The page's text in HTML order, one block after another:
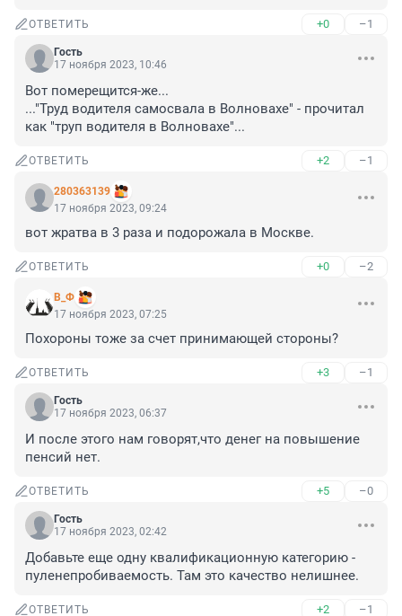
ОТВЕТИТЬ +0 –1
Гость
17 ноября 2023, 10:46
Вот померещится-же...
..."Труд водителя самосвала в Волновахе" - прочитал
как "труп водителя в Волновахе"...
ОТВЕТИТЬ +2 –1
280363139
17 ноября 2023, 09:24
вот жратва в 3 раза и подорожала в Москве.
ОТВЕТИТЬ +0 –2
В_Ф
17 ноября 2023, 07:25
Похороны тоже за счет принимающей стороны?
ОТВЕТИТЬ +3 –1
Гость
17 ноября 2023, 06:37
И после этого нам говорят,что денег на повышение
пенсий нет.
ОТВЕТИТЬ +5 –0
Гость
17 ноября 2023, 02:42
Добавьте еще одну квалификационную категорию -
пуленепробиваемость. Там это качество нелишнее.
ОТВЕТИТЬ +2 –1